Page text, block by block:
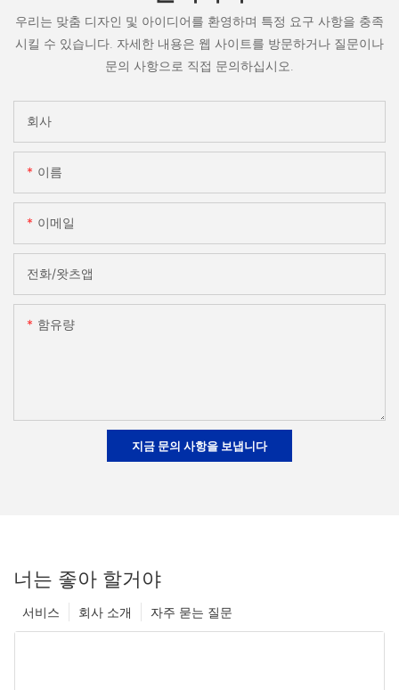
우리는 맞춤 디자인 및 아이디어를 환영하며 특정 요구 사항을 충족
시킬 수 있습니다. 자세한 내용은 웹 사이트를 방문하거나 질문이나
문의 사항으로 직접 문의하십시오.
회사
이름
이메일
전화/왓츠앱
함유량
지금 문의 사항을 보냅니다
너는 좋아 할거야
자주 묻는 질문
회사 소개
서비스